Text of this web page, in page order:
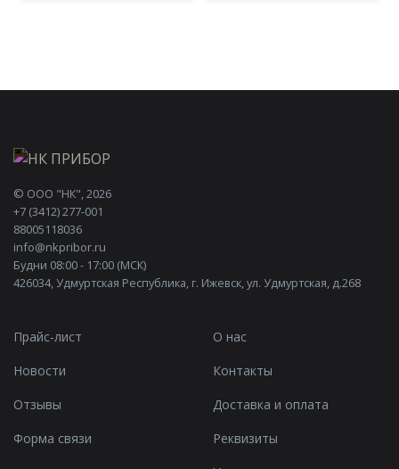
© ООО "НК", 2026
+7 (3412) 277-001
88005118036
info@nkpribor.ru
Будни 08:00 - 17:00 (МСК)
426034, Удмуртская Республика, г. Ижевск, ул. Удмуртская, д.268
Прайс-лист
Новости
Отзывы
Форма связи
О нас
Контакты
Доставка и оплата
Реквизиты